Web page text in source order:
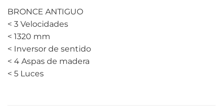
BRONCE ANTIGUO
< 3 Velocidades
< 1320 mm
< Inversor de sentido
< 4 Aspas de madera
< 5 Luces